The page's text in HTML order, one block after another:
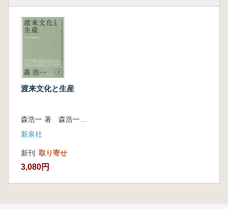
渡来文化と生産
新泉社
新刊 取り寄せ
3,080円